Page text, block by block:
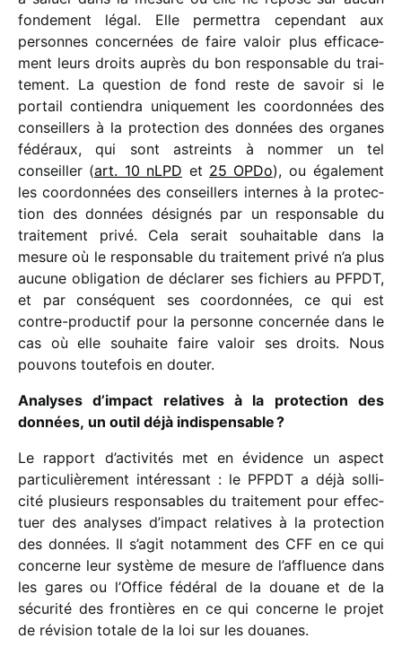
fonde­ment légal. Elle permet­tra cepen­dant aux
personnes concer­nées de faire valoir plus effi­ca­ce­
ment leurs droits auprès du bon respon­sable du trai­
te­ment. La ques­tion de fond reste de savoir si le
portail contien­dra unique­ment les coor­don­nées des
conseillers à la protec­tion des données des organes
fédé­raux, qui sont astreints à nommer un tel
conseiller (art. 10 nLPD et 25 OPDo), ou égale­ment
les coor­don­nées des conseillers internes à la protec­
tion des données dési­gnés par un respon­sable du
trai­te­ment privé. Cela serait souhai­table dans la
mesure où le respon­sable du trai­te­ment privé n’a plus
aucune obli­ga­tion de décla­rer ses fichiers au PFPDT,
et par consé­quent ses coor­don­nées, ce qui est
contre-produc­tif pour la personne concer­née dans le
cas où elle souhaite faire valoir ses droits. Nous
pouvons toute­fois en douter.
Analyses d’impact rela­tives à la protec­tion des
données, un outil déjà indispensable ?
Le rapport d’activités met en évidence un aspect
parti­cu­liè­re­ment inté­res­sant : le PFPDT a déjà solli­
cité plusieurs respon­sables du trai­te­ment pour effec­
tuer des analyses d’impact rela­tives à la protec­tion
des données. Il s’agit notam­ment des CFF en ce qui
concerne leur système de mesure de l’affluence dans
les gares ou l’Office fédé­ral de la douane et de la
sécu­rité des fron­tières en ce qui concerne le projet
de révi­sion totale de la loi sur les douanes.